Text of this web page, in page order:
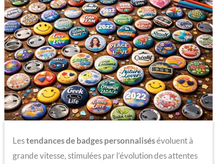
Lestendances de badges personnalisésévoluent à
grande vitesse, stimulées par l’évolution des attentes